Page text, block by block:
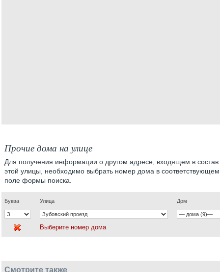
Прочие дома на улице
Для получения информации о другом адресе, входящем в состав
этой улицы, необходимо выбрать номер дома в соответствующем
поле формы поиска.
Буква Улица Дом
Выберите номер дома
Смотрите также